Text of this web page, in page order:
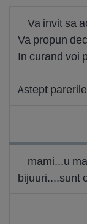
Va invit sa
Va propun
In curand voi
Astept
mami...u
bijuuri....sunt